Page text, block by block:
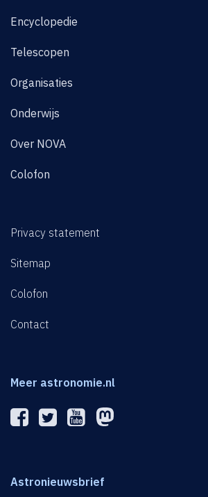
Encyclopedie
Telescopen
Organisaties
Onderwijs
Over NOVA
Colofon
Privacy statement
Sitemap
Colofon
Contact
Meer astronomie.nl
Astronieuwsbrief